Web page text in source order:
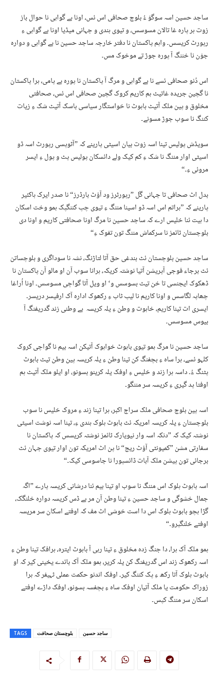
ساجد حسین اسہ سوگوْ ءُ بلوچ صحافی اس ئس، اونا بے گواہی نا حوال باز
زوت ہر پارہ غا تالان مسوسس، و تیوی ہندی و جہانی میڈیا اونا بے گواہی ءِ
رپورٹ کریسس۔ واہم پاکستان نا دفتر خارجہ ساجد حسین نا بے گواہی و دوارہ
جوْن نا خننگ آ پورہ جوڑ تے موخوک مس۔
اس دُنو صحافی ئسے نا بے گواہی و مرگ آ پاکستان نا پورہ بے پامی، ہرا پاکستان
نا گچین جریدہ غاتیٹ ہم کاریم کروک گچین صحافی اس ئس، صحافتی
مخلوق و پین ملک آتیٹ باہوٹ نا خواستگار سیاسی باسک آتیٹ شک ءِ زیات
کننگ نا سوب جوڑ مسونے۔
سویڈش پولیس تینا اسہ زوت بیان اسیٹی پارینے کہ ”آٹوپسی رپورٹ اسہ ڈو
اسیٹی اوار مننگ نا شک ءِ کم کیک ولے دائسکان پولیس پٹ و پول ءِ ایسر
مروئی ءِ۔“
بدل اٹ صحافی تا جہانی گَل ”رپورٹرز ود آؤٹ بارڈرز“ نا صدر ایرک ہاکئیر
پارینے کہ ”ہراتم اس اسہ ڈو اسینا مننگ ءِ تیوی چپ کننگپک ہمو وخت اسکان
دا ہیت ئنا خلیس ارے کہ ساجد حسین نا مرگ اونا صحافتی کاریم و اونا دی
بلوچستان ٹائمز نا سرکماش مننگ تون تفوک ءِ“
ساجد حسین بلوچستان ئٹ بندغی حق آتا لتاڑنگ، نشہ نا سوداگری و بلوچساتن
ئٹ برجاء فوجی آپریشن آتیا نوشتہ کریکہ، ہرانا سوب آن او مالو آن پاکستان نا
ڈھکوک ایجنسی تا خن تیٹ بسوسس و‘ او ویل آتا گواچی مسوسس۔ اونا اُراغا
چھاپہ لگاسس و اونا کاریم نا لیپ ٹاپ ءِ رکھوک ادارہ آک ارفیسر دریسر۔
ایسری ات تینا کاریم، خاہوت و وطن ءِ یلہ کریسہ بے وطنی زند گدریفنگ آ
بیوس مسوسس۔
ساجد حسین نا مرگ ہمو تیوی باہوٹ خواہوک آتیکن اسہ بیم نا گواچی کروک
کلہو ئسے، ہرا ساہ ءِ بچفنگ کن تینا وطن ءِ یلہ کریسہ پین وطن تیٹ باہوٹ
پٹنگ ءُ۔ داسہ ہرا زند و خلیس ءِ اوفک یلہ کرینو بسونو، او ایلو ملک آتیٹ ہم
اوفتا پد گیری ءِ کریسہ سر مننگو۔
اسہ پین بلوچ صحافی ملک سراج اکبر، ہرا تینا زند ءِ مروک خلیس نا سوب
بلوچستان ءِ یلہ کریسہ امریکہ ئٹ باہوٹ ہلوک ہندی ءِ، تینا اسہ نوشت اسیٹی
نوشتہ کیک کہ ”دنکہ اسہ وار نیویارک ٹائمز نوشتہ کریسس کہ پاکستان نا
سفارتی مشن ”کمیونٹی آؤٹ ریچ“ نا پن اٹ امریکہ تون اوار تیوی جہان ئٹ
برجائی تون پیشن ملک آبات ڈائسپورا نا جاسوسی کیک۔“
اسہ باہوٹ ہلوک اس مننگ نا سوب او تینا بیم ئنا درشانی کریسہ پارے ”اگہ
جمال خشوگی و ساجد حسین ءِ تینا وطن آن مر بے ڈس کریسہ دوارہ خلنگک،
گڑا ہچو باہوٹ ہلوک اس دا است خوشی اٹ مف کہ اوفتے اسکان سر مریسہ
اوفتے خلنگپرو۔“
ہمو ملک آک ہرا، دا جنگ زدہ مخلوق ءِ تینا رہی آ باہوٹ ایترہ، ہرافک تینا وطن ءِ
اسہ رکھوک زند اس گدریفنگ کن یلہ کریر، ہمو ملک آک بائدے یخینی کیر کہ او
باہوٹ ہلوک آتا رکھ ءِ پک کننگ کیر۔ اوفک اندنو حکمت عملی ٹہیفر کہ ہرا
زوراک حکومت یا ملک آتیان اوفک ساہ ءِ بچفسہ بسونو، اوفک داڑے اوفتے
اسکان سر مننگ کپس۔
TAGS بلوچستان صحافت ساجد حسین